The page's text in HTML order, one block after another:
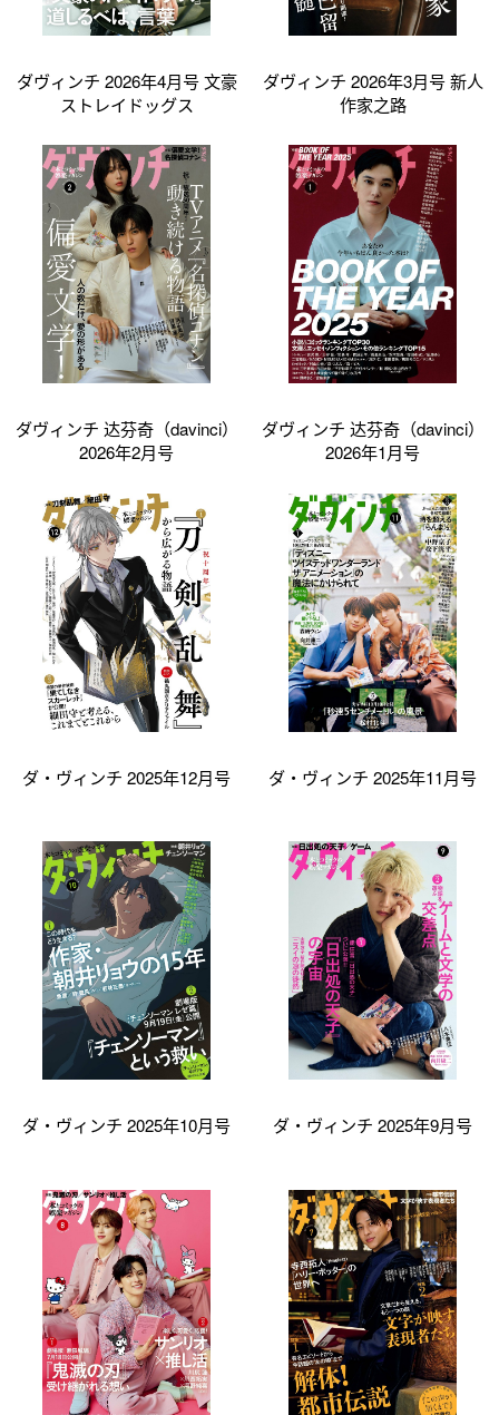
ダヴィンチ 2026年4月号 文豪
ストレイドッグス
ダヴィンチ 2026年3月号 新人
作家之路
ダヴィンチ 达芬奇（davinci）
2026年2月号
ダヴィンチ 达芬奇（davinci）
2026年1月号
ダ・ヴィンチ 2025年12月号 ダ・ヴィンチ 2025年11月号
ダ・ヴィンチ 2025年10月号 ダ・ヴィンチ 2025年9月号